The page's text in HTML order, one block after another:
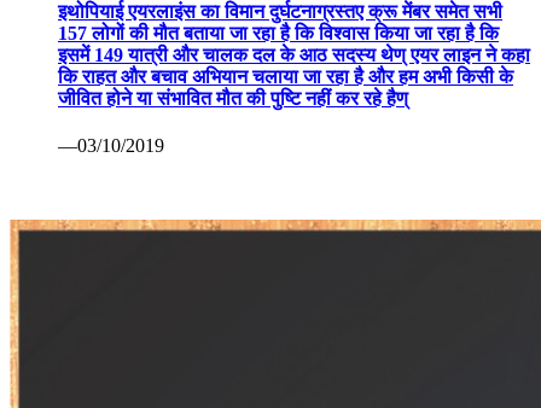
इथोपियाई एयरलाइंस का विमान दुर्घटनाग्रस्तए क्रू मेंबर समेत सभी
157 लोगों की मौत बताया जा रहा है कि विश्वास किया जा रहा है कि
इसमें 149 यात्री और चालक दल के आठ सदस्य थेण् एयर लाइन ने कहा
कि राहत और बचाव अभियान चलाया जा रहा है और हम अभी किसी के
जीवित होने या संभावित मौत की पुष्टि नहीं कर रहे हैण्
—03/10/2019